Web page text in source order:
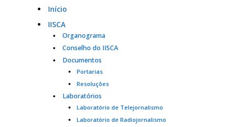
Início
IISCA
Organograma
Conselho do IISCA
Documentos
Portarias
Resoluções
Laboratórios
Laboratório de Telejornalismo
Laboratório de Radiojornalismo